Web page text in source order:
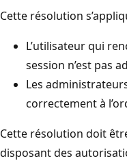
Cette résolution
L’utilisateur qui
session n’est pas
Les
correctement à
Cette résolution doit
disposant des